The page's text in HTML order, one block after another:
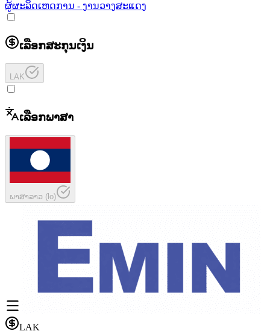
ຜູ້ຜະລິດເຫດການ - ງານວາງສະແດງ
ເລືອກສະກຸນເງິນ
LAK
ເລືອກພາສາ
ພາສາລາວ (lo)
LAK